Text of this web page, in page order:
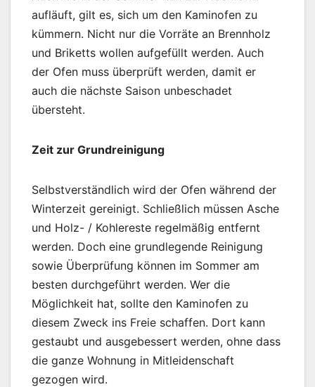
aufläuft, gilt es, sich um den Kaminofen zu
kümmern. Nicht nur die Vorräte an Brennholz
und Briketts wollen aufgefüllt werden. Auch
der Ofen muss überprüft werden, damit er
auch die nächste Saison unbeschadet
übersteht.
Zeit zur Grundreinigung
Selbstverständlich wird der Ofen während der
Winterzeit gereinigt. Schließlich müssen Asche
und Holz- / Kohlereste regelmäßig entfernt
werden. Doch eine grundlegende Reinigung
sowie Überprüfung können im Sommer am
besten durchgeführt werden. Wer die
Möglichkeit hat, sollte den Kaminofen zu
diesem Zweck ins Freie schaffen. Dort kann
gestaubt und ausgebessert werden, ohne dass
die ganze Wohnung in Mitleidenschaft
gezogen wird.